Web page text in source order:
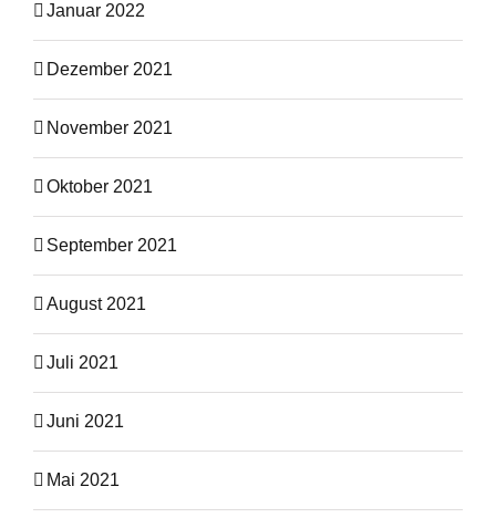
Januar 2022
Dezember 2021
November 2021
Oktober 2021
September 2021
August 2021
Juli 2021
Juni 2021
Mai 2021